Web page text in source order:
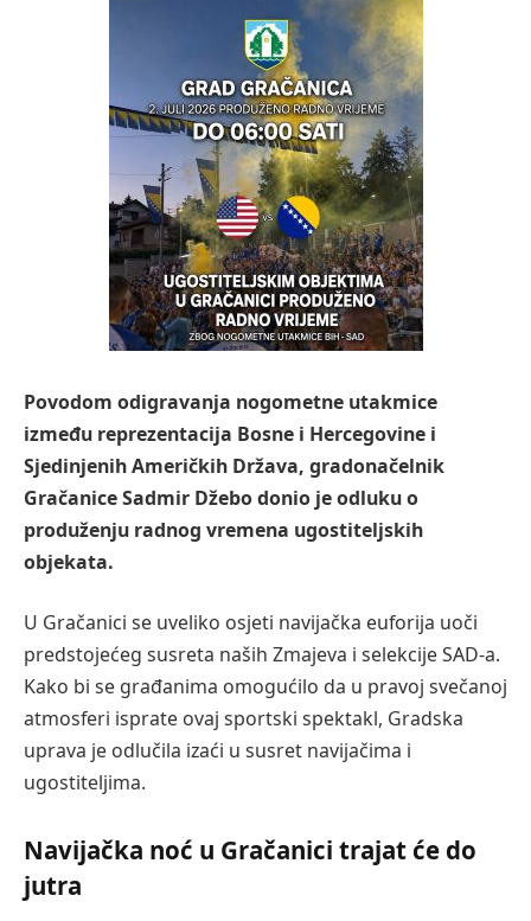
Povodom odigravanja nogometne utakmice
između reprezentacija Bosne i Hercegovine i
Sjedinjenih Američkih Država, gradonačelnik
Gračanice Sadmir Džebo donio je odluku o
produženju radnog vremena ugostiteljskih
objekata.
U Gračanici se uveliko osjeti navijačka euforija uoči
predstojećeg susreta naših Zmajeva i selekcije SAD-a.
Kako bi se građanima omogućilo da u pravoj svečanoj
atmosferi isprate ovaj sportski spektakl, Gradska
uprava je odlučila izaći u susret navijačima i
ugostiteljima.
Navijačka noć u Gračanici trajat će do
jutra